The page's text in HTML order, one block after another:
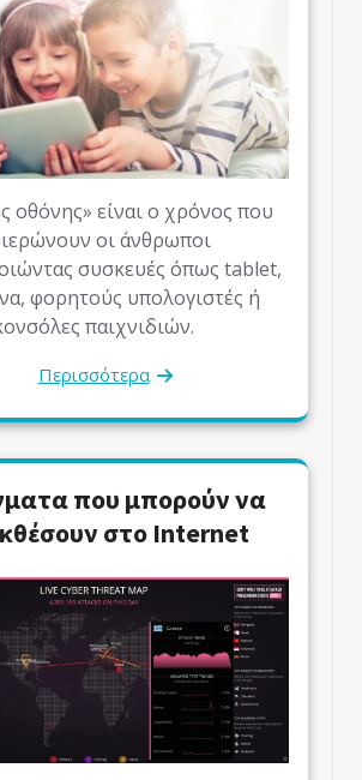
οθόνης» είναι ο χρόνος που
οι άνθρωποι
συσκευές όπως tablet,
φορητούς υπολογιστές ή
παιχνιδιών.
Περισσότερα
που μπορούν να
στο Internet